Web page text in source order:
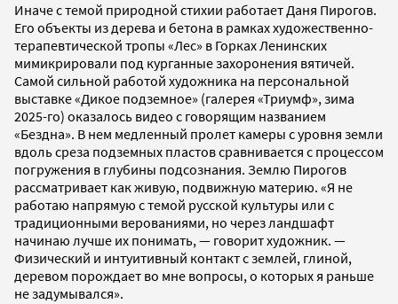
Иначе с темой природной стихии работает Даня Пирогов.
Его объекты из дерева и бетона в рамках художественно-
терапевтической тропы «Лес» в Горках Ленинских
мимикрировали под курганные захоронения вятичей.
Самой сильной работой художника на персональной
выставке «Дикое подземное» (галерея «Триумф», зима
2025-го) оказалось видео с говорящим названием
«Бездна». В нем медленный пролет камеры с уровня земли
вдоль среза подземных пластов сравнивается с процессом
погружения в глубины подсознания. Землю Пирогов
рассматривает как живую, подвижную материю. «Я не
работаю напрямую с темой русской культуры или с
традиционными верованиями, но через ландшафт
начинаю лучше их понимать, — говорит художник. —
Физический и интуитивный контакт с землей, глиной,
деревом порождает во мне вопросы, о которых я раньше
не задумывался».